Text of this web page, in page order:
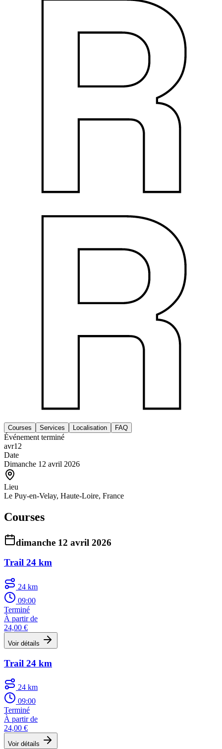
Courses Services Localisation FAQ
Événement terminé
avr12
Date
Dimanche 12 avril 2026
Lieu
Le Puy-en-Velay, Haute-Loire, France
Courses
dimanche 12 avril 2026
Trail 24 km
24 km
09:00
Terminé
À partir de
24,00 €
Voir détails
Trail 24 km
24 km
09:00
Terminé
À partir de
24,00 €
Voir détails